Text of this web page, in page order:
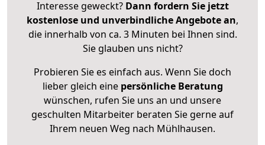
Interesse geweckt? Dann fordern Sie jetzt
kostenlose und unverbindliche Angebote an,
die innerhalb von ca. 3 Minuten bei Ihnen sind.
Sie glauben uns nicht?
Probieren Sie es einfach aus. Wenn Sie doch
lieber gleich eine persönliche Beratung
wünschen, rufen Sie uns an und unsere
geschulten Mitarbeiter beraten Sie gerne auf
Ihrem neuen Weg nach Mühlhausen.